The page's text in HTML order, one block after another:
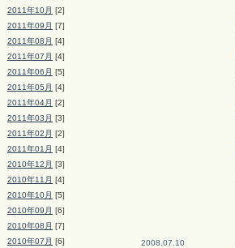
2011年10月 [2]
2011年09月 [7]
2011年08月 [4]
2011年07月 [4]
2011年06月 [5]
2011年05月 [4]
2011年04月 [2]
2011年03月 [3]
2011年02月 [2]
2011年01月 [4]
2010年12月 [3]
2010年11月 [4]
2010年10月 [5]
2010年09月 [6]
2010年08月 [7]
2010年07月 [6]
2008.07.10